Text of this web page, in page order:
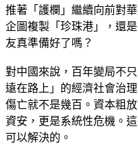
推著「護欄」繼續向前對
企圖複製「珍珠港」，還
友真準備好了嗎？
對中國來說，百年變局不
遠在路上」的經濟社會治
傷亡就不是幾百。資本粗
資安，更是系統性危機。
可以解決的。